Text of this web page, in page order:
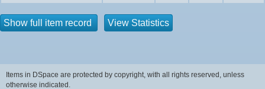
Show full item record View Statistics
Items in DSpace are protected by copyright, with all rights reserved, unless
otherwise indicated.